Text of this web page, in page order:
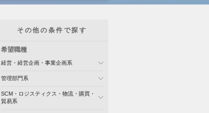
その他の条件で探す
希望職種
経営・経営企画・事業企画系
管理部門系
SCM・ロジスティクス・物流・購買・
貿易系